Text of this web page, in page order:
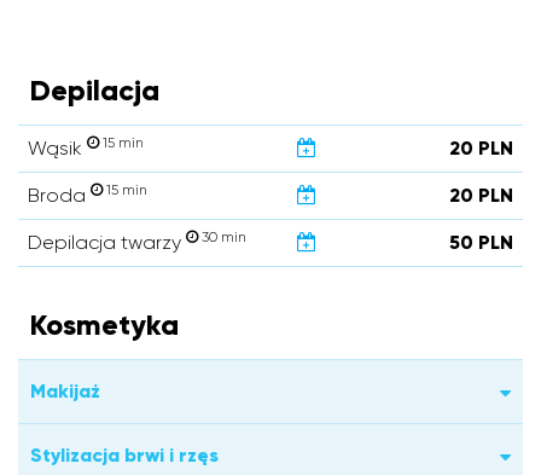
Depilacja
Wąsik 15 min 20 PLN
Broda 15 min 20 PLN
Depilacja twarzy 30 min 50 PLN
Kosmetyka
Makijaż
Stylizacja brwi i rzęs